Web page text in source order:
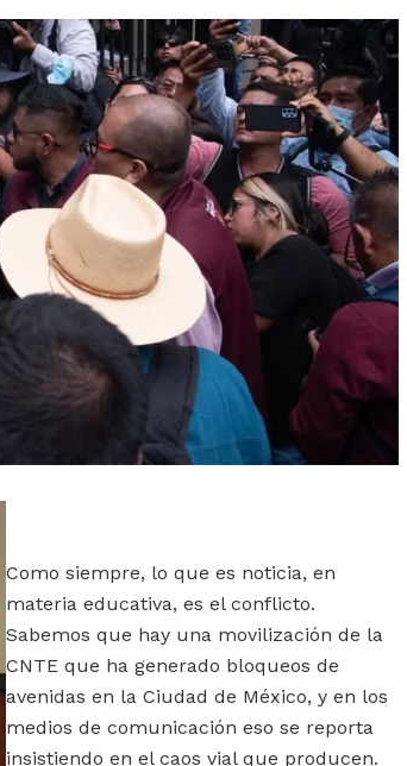
Como siempre, lo que es noticia, en
materia educativa, es el conflicto.
Sabemos que hay una movilización de la
CNTE que ha generado bloqueos de
avenidas en la Ciudad de México, y en los
medios de comunicación eso se reporta
insistiendo en el caos vial que producen.